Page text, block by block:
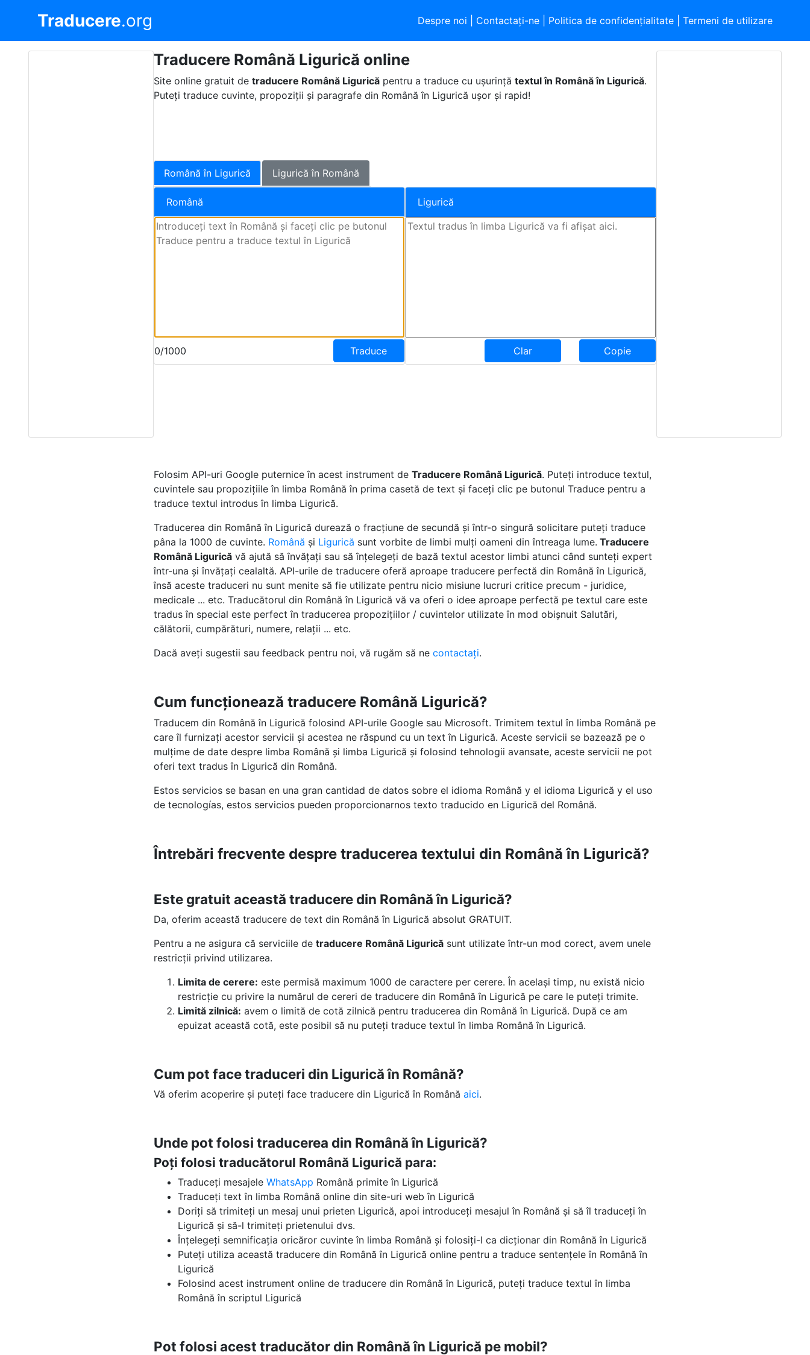
Traducere.org Despre noi Contactaţi-ne Politica de confidențialitate |Termeni de utilizare
Traducere Română Ligurică online
Site online gratuit detraducere Română Ligurică pentru a traduce cu ușurințătextul în Română în Ligurică.
Puteți traduce cuvinte, propoziții și paragrafe din Română în Ligurică ușor și rapid!
Română în Ligurică Ligurică în Română
Română
0/1000 Traduce
Ligurică
Clar Copie
Folosim API-uri Google puternice în acest instrument deTraducere Română Ligurică. Puteți introduce textul,
cuvintele sau propozițiile în limba Română în prima casetă de text și faceți clic pe butonul Traduce pentru a
traduce textul introdus în limba Ligurică.
Traducerea din Română în Ligurică durează o fracțiune de secundă și într-o singură solicitare puteți traduce
pâna la 1000 de cuvinte. Română și Ligurică sunt vorbite de limbi mulți oameni din întreaga lume. Traducere
Română Ligurică vă ajută să învățați sau să înțelegeți de bază textul acestor limbi atunci când sunteți expert
într-una și învățați cealaltă. API-urile de traducere oferă aproape traducere perfectă din Română în Ligurică,
însă aceste traduceri nu sunt menite să fie utilizate pentru nicio misiune lucruri critice precum - juridice,
medicale ... etc. Traducătorul din Română în Ligurică vă va oferi o idee aproape perfectă pe textul care este
tradus în special este perfect în traducerea propozițiilor / cuvintelor utilizate în mod obișnuit Salutări,
călătorii, cumpărături, numere, relații ... etc.
Dacă aveți sugestii sau feedback pentru noi, vă rugăm să necontactați.
Cum funcționează traducere Română Ligurică?
Traducem din Română în Ligurică folosind API-urile Google sau Microsoft. Trimitem textul în limba Română pe
care îl furnizați acestor servicii și acestea ne răspund cu un text în Ligurică. Aceste servicii se bazează pe o
mulțime de date despre limba Română și limba Ligurică și folosind tehnologii avansate, aceste servicii ne pot
oferi text tradus în Ligurică din Română.
Estos servicios se basan en una gran cantidad de datos sobre el idioma Română y el idioma Ligurică y el uso
de tecnologías, estos servicios pueden proporcionarnos texto traducido en Ligurică del Română.
Întrebări frecvente despre traducerea textului din Română în Ligurică?
Este gratuit această traducere din Română în Ligurică?
Da, oferim această traducere de text din Română în Ligurică absolut GRATUIT.
Pentru a ne asigura că serviciile detraducere Română Ligurică sunt utilizate într-un mod corect, avem unele
restricții privind utilizarea.
Limita de cerere: este permisă maximum 1000 de caractere per cerere. În același timp, nu există nicio
restricție cu privire la numărul de cereri de traducere din Română în Ligurică pe care le puteți trimite.
Limită zilnică: avem o limită de cotă zilnică pentru traducerea din Română în Ligurică. După ce am
epuizat această cotă, este posibil să nu puteți traduce textul în limba Română în Ligurică.
Cum pot face traduceri din Ligurică în Română?
Vă oferim acoperire și puteți face traducere din Ligurică în Românăaici.
Unde pot folosi traducerea din Română în Ligurică?
Poți folosi traducătorul Română Ligurică para:
Traduceți mesajeleWhatsApp Română primite în Ligurică
Traduceți text în limba Română online din site-uri web în Ligurică
Doriți să trimiteți un mesaj unui prieten Ligurică, apoi introduceți mesajul în Română și să îl traduceți în
Ligurică și să-l trimiteți prietenului dvs.
Înțelegeți semnificația oricăror cuvinte în limba Română și folosiți-l ca dicționar din Română în Ligurică
Puteți utiliza această traducere din Română în Ligurică online pentru a traduce sentențele în Română în
Ligurică
Folosind acest instrument online de traducere din Română în Ligurică, puteți traduce textul în limba
Română în scriptul Ligurică
Pot folosi acest traducător din Română în Ligurică pe mobil?